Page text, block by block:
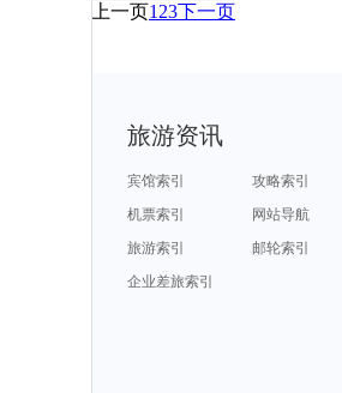
上一页1 23下一页
旅游资讯
宾馆索引
攻略索引
机票索引
网站导航
旅游索引
邮轮索引
企业差旅索引